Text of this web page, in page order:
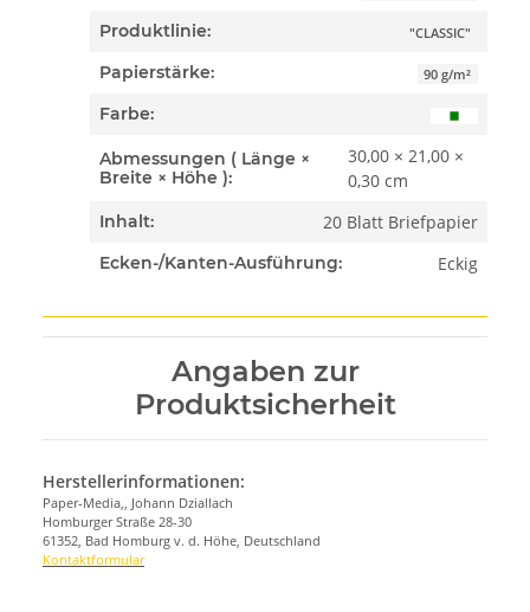
Produktlinie:
"CLASSIC"
Papierstärke: 90 g/m²
Farbe:
Abmessungen ( Länge ×
Breite × Höhe ):
30,00 × 21,00 ×
0,30 cm
Inhalt: 20 Blatt Briefpapier
Ecken-/Kanten-Ausführung: Eckig
Angaben zur
Produktsicherheit
Herstellerinformationen:
Paper-Media,, Johann Dziallach
Homburger Straße 28-30
61352, Bad Homburg v. d. Höhe, Deutschland
Kontaktformular